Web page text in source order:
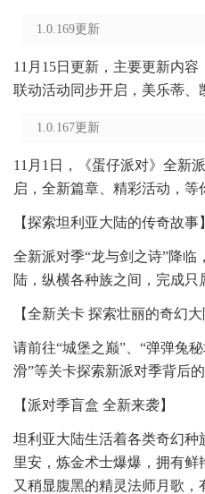
1.0.169更新
11月15日更新，主要更新内容
联动活动同步开启，美乐蒂、
1.0.167更新
11月1日，《蛋仔派对》全新
启，全新篇章、精彩活动，等
【探索坦利亚大陆的传奇故事】
全新派对季“龙与剑之诗”降临
陆，纵横各种族之间，完成只
【全新关卡 探索壮丽的奇幻大
请前往“城堡之巅”、“弹弹兔
滑”等关卡探索新派对季背后的
【派对季盲盒 全新来袭】
坦利亚大陆生活着各类奇幻
里安，炼金术士爆爆，拥有
又稍显腹黑的精灵法师月歌